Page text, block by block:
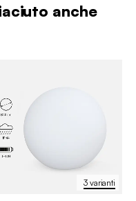
anche
3 varianti